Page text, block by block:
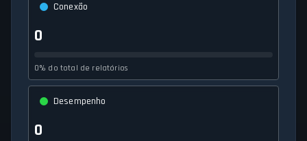
Conexão
0
0% do total de relatórios
Desempenho
0